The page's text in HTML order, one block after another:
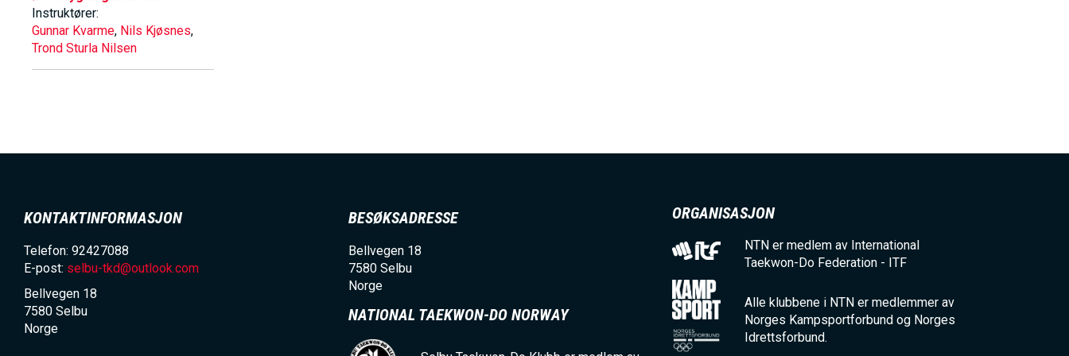
Instruktører:
Gunnar Kvarme, Nils Kjøsnes,
Trond Sturla Nilsen
KONTAKTINFORMASJON
Telefon: 92427088
E-post: selbu-tkd@outlook.com
Bellvegen 18
7580 Selbu
Norge
BESØKSADRESSE
Bellvegen 18
7580 Selbu
Norge
NATIONAL TAEKWON-DO NORWAY
ORGANISASJON
NTN er medlem av International
Taekwon-Do Federation - ITF
Alle klubbene i NTN er medlemmer av
Norges Kampsportforbund og Norges
Idrettsforbund.